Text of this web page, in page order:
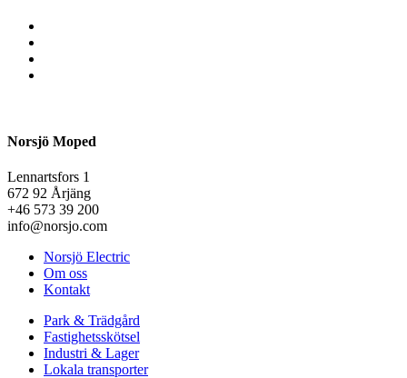
Norsjö Moped
Lennartsfors 1
672 92 Årjäng
+46 573 39 200
info@norsjo.com
Norsjö Electric
Om oss
Kontakt
Park & Trädgård
Fastighetsskötsel
Industri & Lager
Lokala transporter